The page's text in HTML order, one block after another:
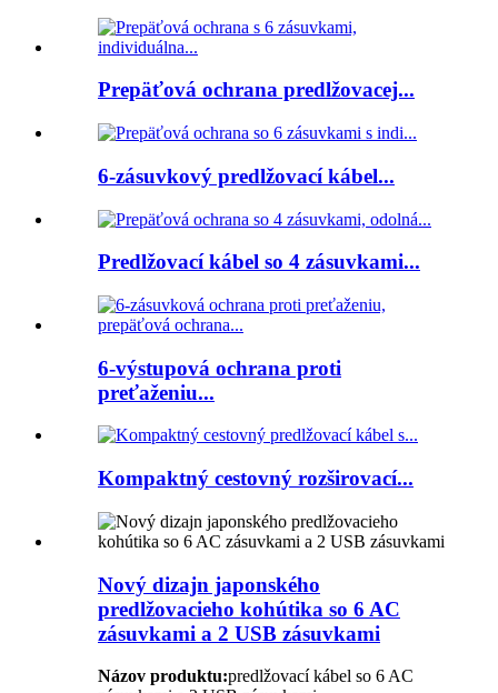
Prepäťová ochrana predlžovacej...
6-zásuvkový predlžovací kábel...
Predlžovací kábel so 4 zásuvkami...
6-výstupová ochrana proti
preťaženiu...
Kompaktný cestovný rozširovací...
Nový dizajn japonského
predlžovacieho kohútika so 6 AC
zásuvkami a 2 USB zásuvkami
Názov produktu:predlžovací kábel so 6 AC